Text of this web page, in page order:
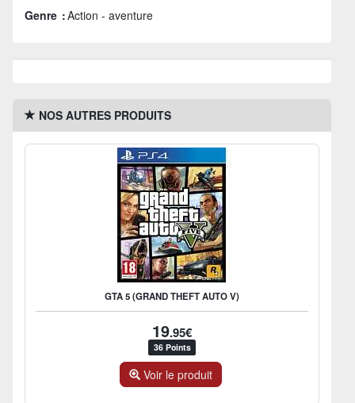
Genre :Action - aventure
NOS AUTRES PRODUITS
GTA 5 (GRAND THEFT AUTO V)
19.95€
36 Points
Voir le produit